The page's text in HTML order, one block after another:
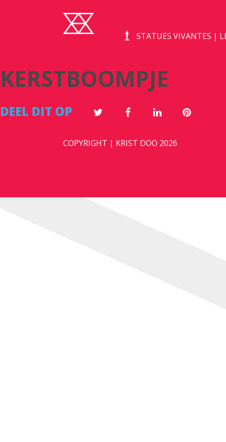
STATUES VIVANTES |
KERSTBOOMPJE
DEEL DIT OP
COPYRIGHT | KRIST DOO 2026